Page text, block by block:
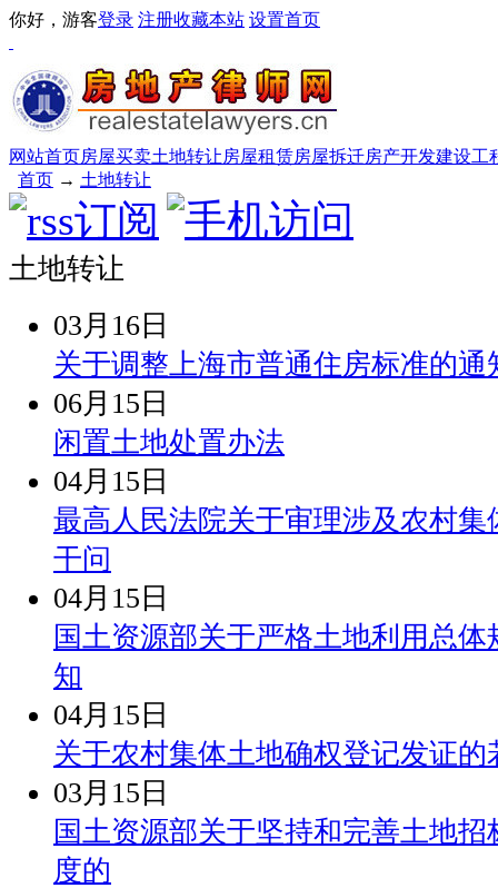
你好，游客登录 注册收藏本站 设置首页
网站首页房屋买卖土地转让房屋租赁房屋拆迁房产开发建设工
首页 → 土地转让
土地转让
03月16日
关于调整上海市普通住房标准的通
06月15日
闲置土地处置办法
04月15日
最高人民法院关于审理涉及农村集
干问
04月15日
国土资源部关于严格土地利用总
知
04月15日
关于农村集体土地确权登记发证的
03月15日
国土资源部关于坚持和完善土地
度的